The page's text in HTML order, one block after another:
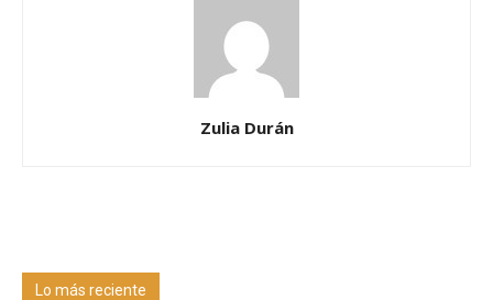
Zulia Durán
Lo más reciente